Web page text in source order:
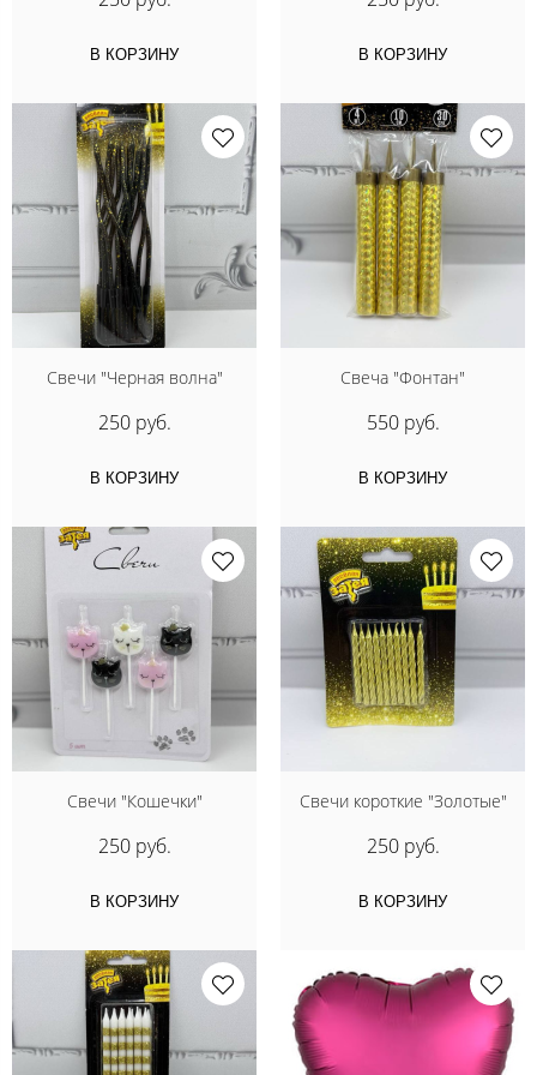
В КОРЗИНУ В КОРЗИНУ
Свечи "Черная волна"
250 руб.
В КОРЗИНУ
Свеча "Фонтан"
550 руб.
В КОРЗИНУ
Свечи "Кошечки"
250 руб.
В КОРЗИНУ
Свечи короткие "Золотые"
250 руб.
В КОРЗИНУ